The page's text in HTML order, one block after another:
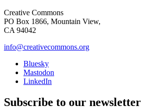
Creative Commons
PO Box 1866, Mountain View,
CA 94042
info@creativecommons.org
Bluesky
Mastodon
LinkedIn
Subscribe to our newsletter